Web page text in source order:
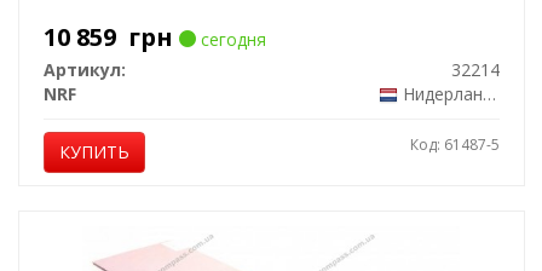
10 859 грн
сегодня
Артикул:
32214
NRF
Нидерланды
КУПИТЬ Код: 61487-5